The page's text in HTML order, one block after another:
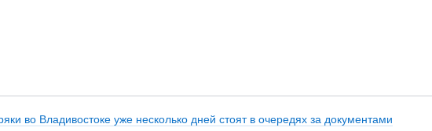
во Владивостоке уже несколько дней стоят в очередях за документами